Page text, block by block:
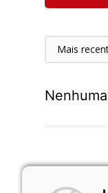
Mais